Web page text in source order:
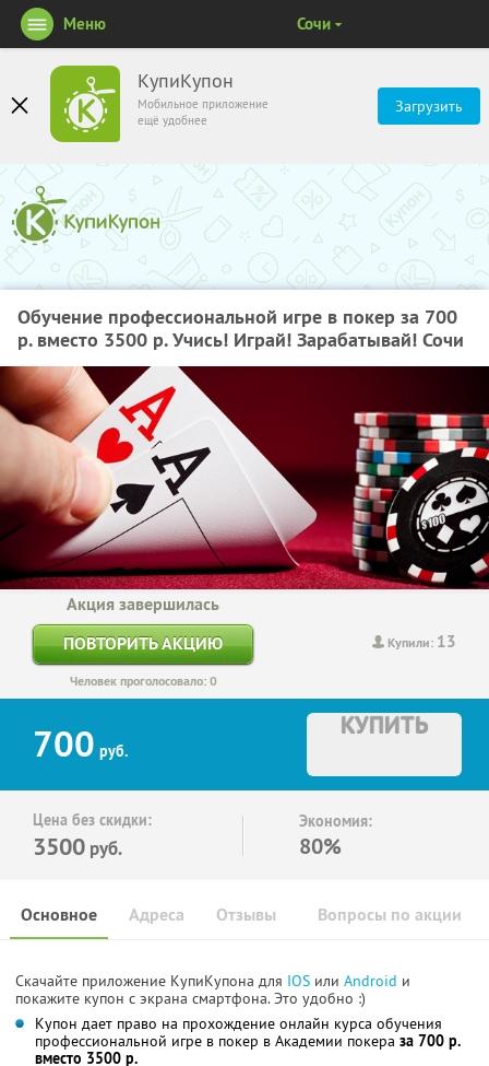
КупиКупон
Мобильное приложение
ещё удобнее
Загрузить
Меню Сочи
Обучение профессиональной игре в покер за 700
р. вместо 3500 р. Учись! Играй! Зарабатывай! Сочи
Купили: 13
Акция завершилась
ПОВТОРИТЬ АКЦИЮ
Человек проголосовало: 0
700 руб.
КУПИТЬ
Цена без скидки:
3500 руб.
Экономия:
80%
Основное Отзывы Вопросы по акции
Адреса
Скачайте приложение КупиКупона для IOS или Android и
покажите купон с экрана смартфона. Это удобно :)
Купон дает право на прохождение онлайн курса обучения
профессиональной игре в покер в Академии покера за 700 р.
вместо 3500 р.